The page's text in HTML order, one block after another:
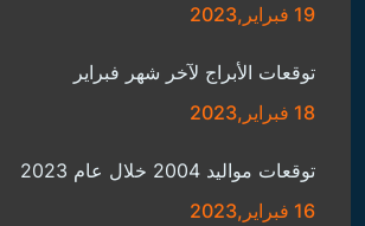
19 فبراير,2023
توقعات الأبراج لآخر شهر فبراير
18 فبراير,2023
توقعات مواليد 2004 خلال عام 2023
16 فبراير,2023